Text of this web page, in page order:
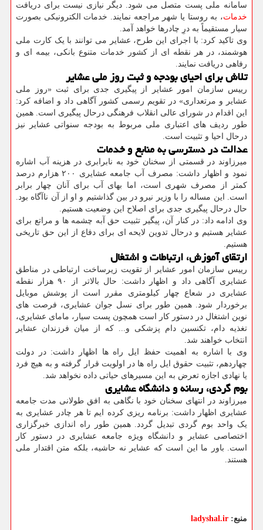
سامانه ملی پست متصل می شود. دیگر نیازی نیست برای دریافت
خدمات، به روستا یا شهر مراجعه نمایند. خدمات الکترونیکی بصورت
سیار مستقیماً به درِ چادرها خواهد آمد.
وی تاکید کرد: با اجرای این طرح، عشایر می توانند با یک کارت ملی
هوشمند، در هر نقطه ای از کشور خدمات متنوع بانکی، بیمه ای و
رفاهی دریافت نمایند.
تلاش برای احیای بودجه و ثبت روز ملی عشایر
رییس سازمان امور عشایر از پیگیری جدی برای ثبت «روز ملی
عشایر و مرتعداری» در تقویم رسمی کشور آگاهی داد و اضافه کرد:
این اقدام در شورای عالی انقلاب فرهنگی درحال پیگیری است. همین
طور ردیف های اعتباری ملی مربوط به بودجه سنواتی عشایر نیز
درحال احیا و تثبیت است.
عدالت در دسترسی به منابع و خدمات
میرزاوند در قسمتی از سخنان خود به نابرابری در هزینه آب اشاره
نمود و اظهار داشت: مصرف آب جامعه عشایری ۲۰۰ هزارم درصد
کمتر از مصرف شهری است، اما بهای آب برای آنان چهار برابر
است. این مساله را با وزیر نیرو در بین گذاشتیم و او از آن ناآگاه بود.
حال درحال پیگیری جدی برای اصلاح این وضعیت هستیم.
وی ادامه داد: در کنار آن، پیگیر تثبیت حق آبه چشمه ها و مراتع برای
عشایر هستیم و درحال تدوین لایحه ای برای دفاع از این حق تاریخی
هستیم.
ارتقای آموزش، ارتباطات و اشتغال
رییس سازمان امور عشایر از تقویت زیرساخت ارتباطی در مناطق
عشایری آگاهی داد و اظهار داشت: حال بالاتر از ۹۰ هزار نقطه
عشایری در شعاع چهار کیلومتری مقرر است از پوشش موبایل
برخوردار شود. همین طور برای نسل جوان عشایری، فرصت های
نوین اشتغال در دستور کار است همچون پست سیار، مامای عشایری،
تغذیه دام، تکنسین دام پزشکی و... که از میان فرزندان عشایر
انتخاب خواهند شد.
وی با اشاره به اهمیت حفظ ایل راه ها اظهار داشت: در دولت
چهاردهم، تثبیت حقوق ایل راه ها در اولویت قرار گرفته و به هیچ فرد
یا نهادی اجازه تعرض به این مسیرهای حیاتی داده نخواهد شد.
بوم گردی، رسانه و دانشگاه عشایری
میرزاوند در انتهای سخنان خود با نگاهی به افق طولانی مدت جامعه
عشایری اظهار داشت: برنامه ریزی کرده ایم تا هر چادر عشایری به
یک واحد بوم گردی تبدیل گردد. همین طور راه اندازی خبرگزاری
اختصاصی عشایر و دانشگاه ویژه جامعه عشایری در دستور کار
است. باور ما این است که عشایر نه حاشیه، بلکه متن اقتدار ملی
هستند.
منبع: ladyshal.ir